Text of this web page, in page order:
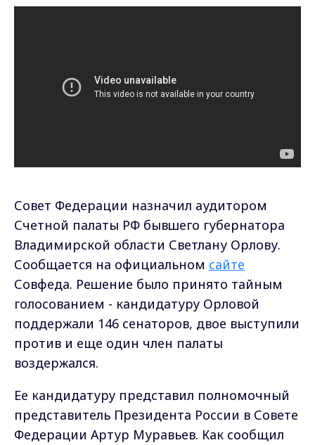
Совет Федерации назначил аудитором
Счетной палаты РФ бывшего губернатора
Владимирской области Светлану Орлову.
Сообщается на официальном сайте
Совфеда. Решение было принято тайным
голосованием - кандидатуру Орловой
поддержали 146 сенаторов, двое выступили
против и еще один член палаты
воздержался.
Ее кандидатуру представил полномочный
представитель Президента России в Совете
Федерации Артур Муравьев. Как сообщил